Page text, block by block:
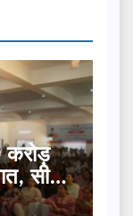
करोड़
सीएम